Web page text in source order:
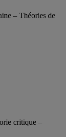
– Théories de
critique –